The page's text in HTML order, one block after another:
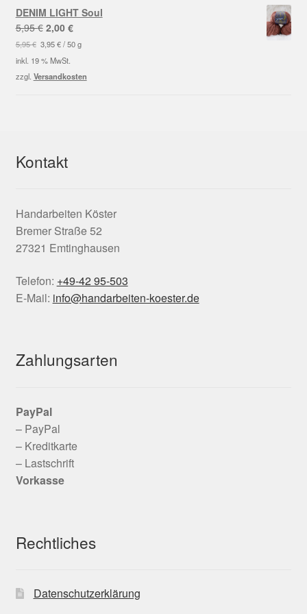
DENIM LIGHT Soul
5,95€ Ursprünglicher
Preis
war:
5,95 €
2,00 €Aktueller
Preis
2,00 €.
5,95€ 3,95€/50 g
inkl. 19 % MwSt.
zzgl. Versandkosten
Kontakt
Handarbeiten Köster
Bremer Straße 52
27321 Emtinghausen
Telefon: +49-42 95-503
E-Mail: info@handarbeiten-koester.de
Zahlungsarten
PayPal
– PayPal
– Kreditkarte
– Lastschrift
Vorkasse
Rechtliches
Datenschutzerklärung